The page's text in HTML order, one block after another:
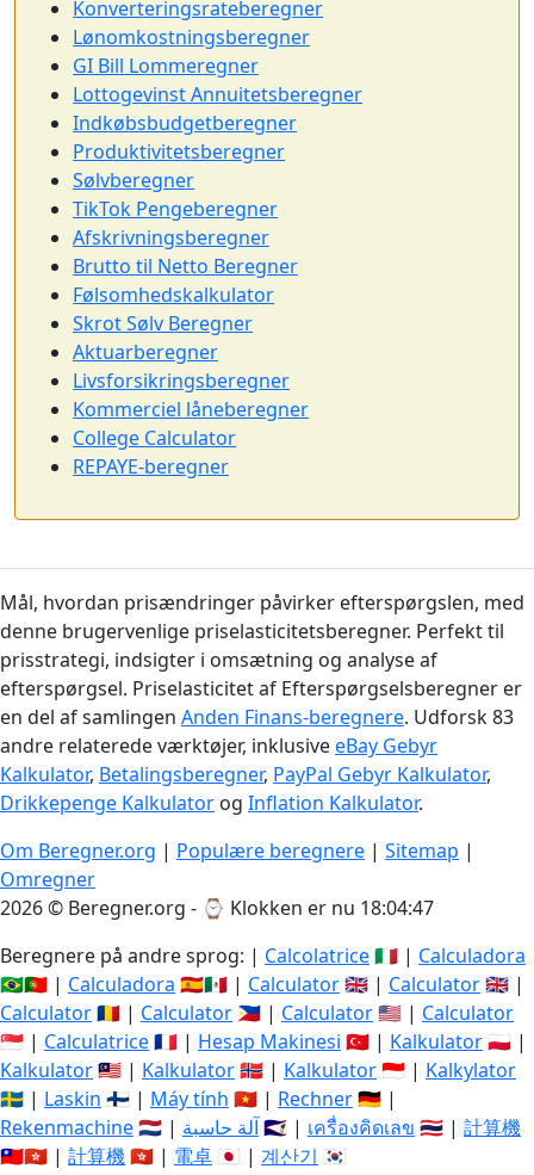
Konverteringsrateberegner
Lønomkostningsberegner
GI Bill Lommeregner
Lottogevinst Annuitetsberegner
Indkøbsbudgetberegner
Produktivitetsberegner
Sølvberegner
TikTok Pengeberegner
Afskrivningsberegner
Brutto til Netto Beregner
Følsomhedskalkulator
Skrot Sølv Beregner
Aktuarberegner
Livsforsikringsberegner
Kommerciel låneberegner
College Calculator
REPAYE-beregner
Mål, hvordan prisændringer påvirker efterspørgslen, med
denne brugervenlige priselasticitetsberegner. Perfekt til
prisstrategi, indsigter i omsætning og analyse af
efterspørgsel. Priselasticitet af Efterspørgselsberegner er
en del af samlingen Anden Finans-beregnere. Udforsk 83
andre relaterede værktøjer, inklusiveeBay Gebyr
Kalkulator, Betalingsberegner, PayPal Gebyr Kalkulator,
Drikkepenge Kalkulator og Inflation Kalkulator.
Om Beregner.org | Populære beregnere | Sitemap |
Omregner
2026 © Beregner.org - ⌚ Klokken er nu 18:04:47
Beregnere på andre sprog: | Calcolatrice🇮🇹 | Calculadora
🇧🇷🇵🇹 | Calculadora 🇪🇸🇲🇽 | Calculator🇬🇧 | Calculator🇬🇧 |
Calculator🇷🇴 | Calculator 🇵🇭 | Calculator🇺🇸 | Calculator
🇸🇬 | Calculatrice🇫🇷 | Hesap Makinesi 🇹🇷 | Kalkulator🇵🇱 |
Kalkulator🇲🇾 | Kalkulator🇳🇴 | Kalkulator🇮🇩 | Kalkylator
🇸🇪 | Laskin 🇫🇮 | Máy tính 🇻🇳 | Rechner🇩🇪 |
Rekenmachine🇳🇱 | آلة حاسبة🇸🇦 | เครื่องคิดเลข 🇹🇭 | 計算機
🇹🇼🇭🇰 | 計算機🇭🇰 | 電卓 🇯🇵 | 계산기 🇰🇷